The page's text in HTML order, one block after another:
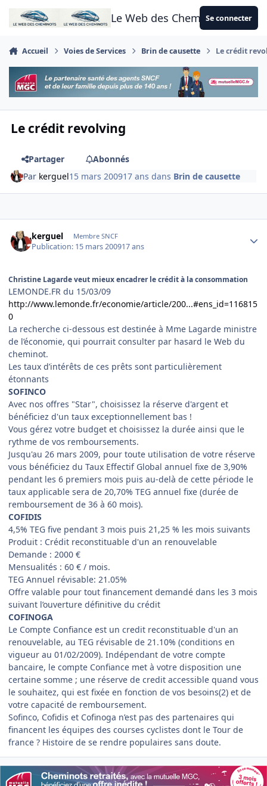
Aller au contenu
Le Web des CheminotsSe connecter
Accueil Voies de Services Brin de causette Le crédit
Le crédit revolving
Partager
Abonnés
Par kerguel15 mars 200917 ans dans Brin de causette
kerguel Membre SNCF
Publication: 15 mars 200917 ans
Christine Lagarde veut mieux encadrer le crédit à la consommation
LEMONDE.FR du 15/03/09
http://www.lemonde.fr/economie/article/200...#ens_id=116815
0
La recherche ci-dessous est destinée à Mme Lagarde ministre
de l’économie, qui pourrait consulter par hasard le Web du
cheminot.
Les taux d’intérêts de ces prêts sont particulièrement
étonnants
SOFINCO
Avec nos offres "Star", choisissez la réserve d'argent et
bénéficiez d'un taux exceptionnellement bas !
Vous gérez votre budget et choisissez la durée ainsi que le
rythme de vos remboursements.
Jusqu'au 26 mars 2009, pour toute utilisation de votre réserve
vous bénéficiez du Taux Effectif Global annuel fixe de 3,90%
pendant les 6 premiers mois puis au-delà de cette période le
taux applicable sera de 20,70% TEG annuel fixe (durée de
remboursement de 36 à 60 mois).
COFIDIS
4,5% TEG five pendant 3 mois puis 21,25 % les mois suivants
Produit : Crédit reconstituable d'un an renouvelable
Demande : 2000 €
Mensualités : 60 € / mois.
TEG Annuel révisable: 21.05%
Offre valable pour tout financement demandé dans les 3 mois
suivant l’ouverture définitive du crédit
COFINOGA
Le Compte Confiance est un credit reconstituable d'un an
renouvelable, au TEG révisable de 21.10% (conditions en
vigueur au 01/02/2009). Indépendant de votre compte
bancaire, le compte Confiance met à votre disposition une
certaine somme ; une réserve de credit accessible quand vous
le souhaitez, qui est fixée en fonction de vos besoins(2) et de
votre capacité de remboursement.
Sofinco, Cofidis et Cofinoga n’est pas des partenaires qui
financent les équipes des courses cyclistes dont le Tour de
france ? Histoire de se rendre populaires sans doute.